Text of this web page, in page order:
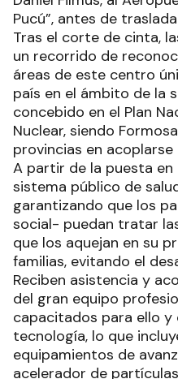
Pucú”, antes de
Tras el corte de cinta,
un recorrido de
áreas de este centro
país en el ámbito de la
concebido en el Plan
Nuclear, siendo
provincias en acoplarse
A partir de la puesta en
sistema público de
garantizando que los
social- puedan tratar
que los aquejan en su
familias, evitando el
Reciben asistencia y
del gran equipo
capacitados para ello y
tecnología, lo que
equipamientos de
acelerador de